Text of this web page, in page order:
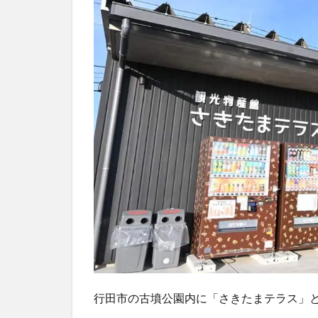
行田市の古墳公園内に「さきたまテラス」